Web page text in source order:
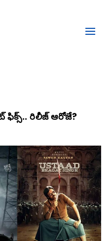
ఫిక్స్.. రిలీజ్ ఆరోజే?